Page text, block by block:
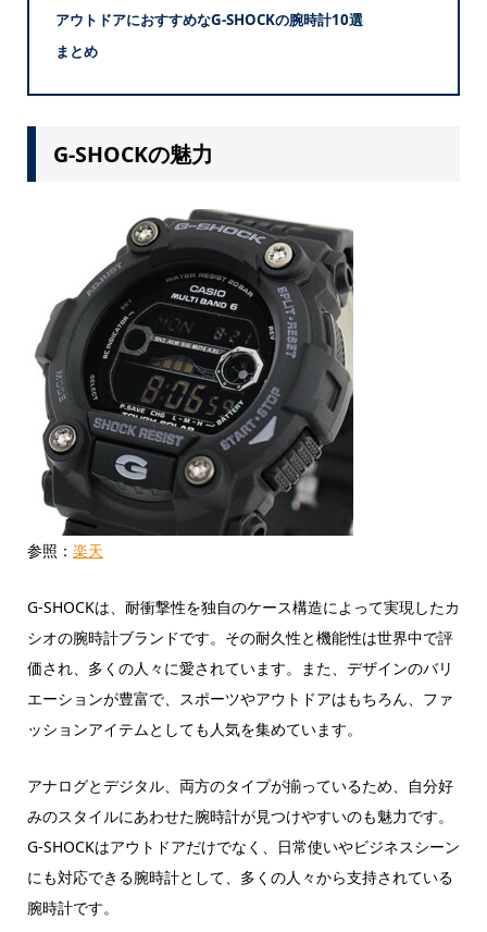
アウトドアにおすすめなG-SHOCKの腕時計10選
まとめ
G-SHOCKの魅力
参照： 楽天
G-SHOCKは、耐衝撃性を独自のケース構造によって実現したカ
シオの腕時計ブランドです。その耐久性と機能性は世界中で評
価され、多くの人々に愛されています。また、デザインのバリ
エーションが豊富で、スポーツやアウトドアはもちろん、ファ
ッションアイテムとしても人気を集めています。
アナログとデジタル、両方のタイプが揃っているため、自分好
みのスタイルにあわせた腕時計が見つけやすいのも魅力です。
G-SHOCKはアウトドアだけでなく、日常使いやビジネスシーン
にも対応できる腕時計として、多くの人々から支持されている
腕時計です。